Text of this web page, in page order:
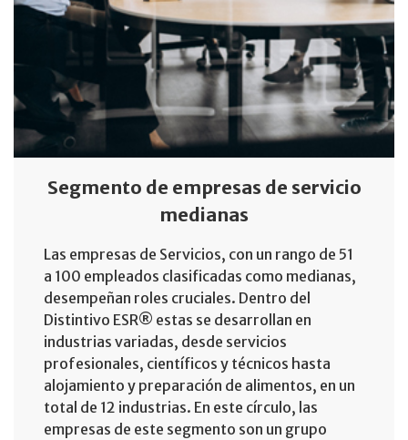
Segmento de empresas de servicio
medianas
Las empresas de Servicios, con un rango de 51
a 100 empleados clasificadas como medianas,
desempeñan roles cruciales. Dentro del
Distintivo ESR® estas se desarrollan en
industrias variadas, desde servicios
profesionales, científicos y técnicos hasta
alojamiento y preparación de alimentos, en un
total de 12 industrias. En este círculo, las
empresas de este segmento son un grupo